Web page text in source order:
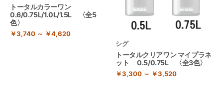
トータルカラーワン
0.6/0.75L/1.0L/1.5L 〈全5
色〉
￥3,740 ～ ￥4,620
シグ
トータルクリアワン マイプラネ
ット 0.5/0.75L 〈全3色〉
￥3,300 ～ ￥3,520